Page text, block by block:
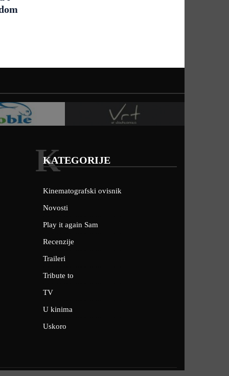
KATEGORIJE
K
Kinematografski ovisnik
Novosti
Play it again Sam
Recenzije
Traileri
Tribute to
TV
U kinima
Uskoro